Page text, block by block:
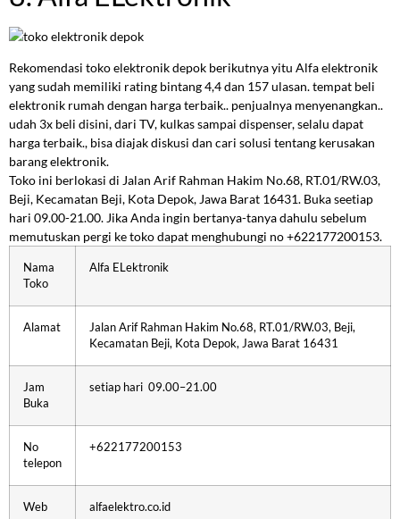
Rekomendasi toko elektronik depok berikutnya yitu Alfa elektronik
yang sudah memiliki rating bintang 4,4 dan 157 ulasan. tempat beli
elektronik rumah dengan harga terbaik.. penjualnya menyenangkan..
udah 3x beli disini, dari TV, kulkas sampai dispenser, selalu dapat
harga terbaik., bisa diajak diskusi dan cari solusi tentang kerusakan
barang elektronik.
Toko ini berlokasi di Jalan Arif Rahman Hakim No.68, RT.01/RW.03,
Beji, Kecamatan Beji, Kota Depok, Jawa Barat 16431. Buka seetiap
hari 09.00-21.00. Jika Anda ingin bertanya-tanya dahulu sebelum
memutuskan pergi ke toko dapat menghubungi no +622177200153.
Nama
Toko
Alfa ELektronik
Alamat
Jalan Arif Rahman Hakim No.68, RT.01/RW.03, Beji,
Kecamatan Beji, Kota Depok, Jawa Barat 16431
Jam
Buka
setiap hari 09.00–21.00
No
telepon
+622177200153
Web alfaelektro.co.id